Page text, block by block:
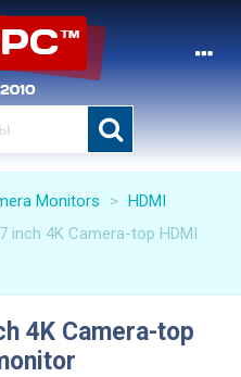
Monitors > HDMI
inch 4K Camera-top HDMI
4K Camera-top